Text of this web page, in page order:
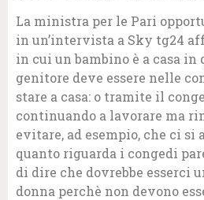
La ministra per le Pari
in un’intervista a Sky tg24
in cui un bambino è a casa in
genitore deve essere nelle
stare a casa: o tramite il
continuando a lavorare ma
evitare, ad esempio, che ci si
quanto riguarda i congedi
di dire che dovrebbe esserci
donna perchè non devono